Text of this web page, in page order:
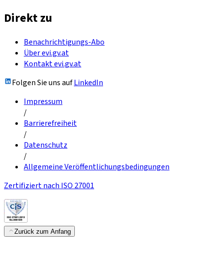
Direkt zu
Benachrichtigungs-Abo
Über evi.gv.at
Kontakt evi.gv.at
Folgen Sie uns aufLinkedIn
Impressum
/
Barrierefreiheit
/
Datenschutz
/
Allgemeine Veröffentlichungsbedingungen
Zertifiziert nach ISO 27001
Zurück zum Anfang